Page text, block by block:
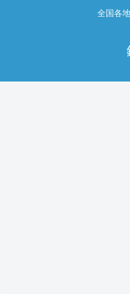
全国各